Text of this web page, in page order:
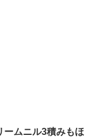
ームニル3積みもほ